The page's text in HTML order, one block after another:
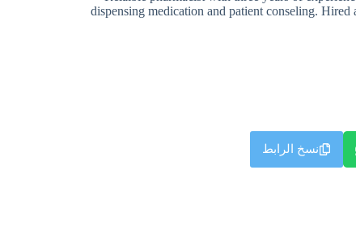
dispensing medication and patient conseling.
نسخ الرابط